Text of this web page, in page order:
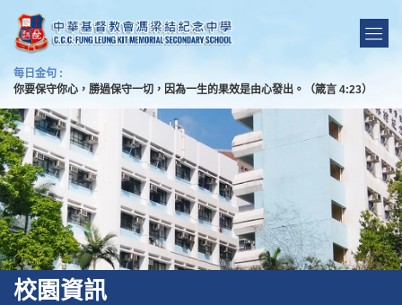
每日金句 :
你要保守你心，勝過保守一切，因為一生的果效是由心發出。（箴言 4:23）
校園資訊